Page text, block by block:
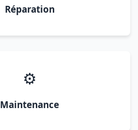
Réparation
⚙️
Maintenance